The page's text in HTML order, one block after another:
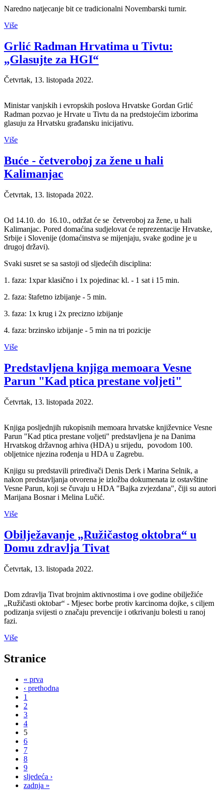
Naredno natjecanje bit ce tradicionalni Novembarski turnir.
Više
Grlić Radman Hrvatima u Tivtu:
„Glasujte za HGI“
Četvrtak, 13. listopada 2022.
Ministar vanjskih i evropskih poslova Hrvatske Gordan Grlić
Radman pozvao je Hrvate u Tivtu da na predstojećim izborima
glasuju za Hrvatsku građansku inicijativu.
Više
Buće - četveroboj za žene u hali
Kalimanjac
Četvrtak, 13. listopada 2022.
Od 14.10. do 16.10., održat će se četveroboj za žene, u hali
Kalimanjac. Pored domaćina sudjelovat će reprezentacije Hrvatske,
Srbije i Slovenije (domaćinstva se mijenjaju, svake godine je u
drugoj državi).
Svaki susret se sa sastoji od sljedećih disciplina:
1. faza: 1xpar klasično i 1x pojedinac kl. - 1 sat i 15 min.
2. faza: štafetno izbijanje - 5 min.
3. faza: 1x krug i 2x precizno izbijanje
4. faza: brzinsko izbijanje - 5 min na tri pozicije
Više
Predstavljena knjiga memoara Vesne
Parun "Kad ptica prestane voljeti"
Četvrtak, 13. listopada 2022.
Knjiga posljednjih rukopisnih memoara hrvatske književnice Vesne
Parun "Kad ptica prestane voljeti" predstavljena je na Danima
Hrvatskog državnog arhiva (HDA) u srijedu, povodom 100.
obljetnice njezina rođenja u HDA u Zagrebu.
Knjigu su predstavili priređivači Denis Derk i Marina Selnik, a
nakon predstavljanja otvorena je izložba dokumenata iz ostavštine
Vesne Parun, koji se čuvaju u HDA "Bajka zvjezdana", čiji su autori
Marijana Bosnar i Melina Lučić.
Više
Obilježavanje „Ružičastog oktobra“ u
Domu zdravlja Tivat
Četvrtak, 13. listopada 2022.
Dom zdravlja Tivat brojnim aktivnostima i ove godine obilježiće
„Ružičasti oktobar“ - Mjesec borbe protiv karcinoma dojke, s ciljem
podizanja svijesti o značaju prevencije i otkrivanju bolesti u ranoj
fazi.
Više
Stranice
« prva
‹ prethodna
1
2
3
4
5
6
7
8
9
sljedeća ›
zadnja »